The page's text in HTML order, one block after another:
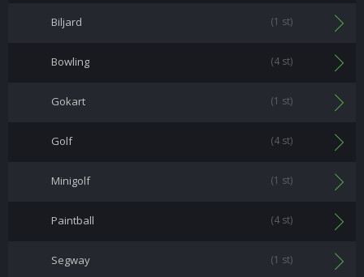
Biljard (1 st)
Bowling (4 st)
Gokart (1 st)
Golf (4 st)
Minigolf (1 st)
Paintball (4 st)
Segway (1 st)